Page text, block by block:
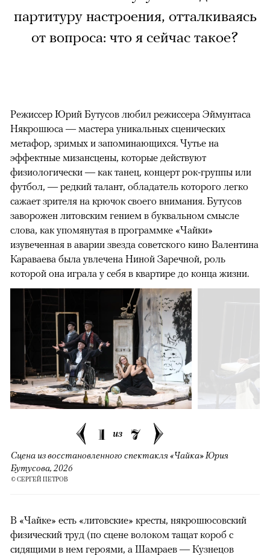
партитуру настроения, отталкиваясь
от вопроса: что я сейчас такое?
Режиссер Юрий Бутусов любил режиссера Эймунтаса
Някрошюса — мастера уникальных сценических
метафор, зримых и запоминающихся. Чутье на
эффектные мизансцены, которые действуют
физиологически — как танец, концерт рок-группы или
футбол, — редкий талант, обладатель которого легко
сажает зрителя на крючок своего внимания. Бутусов
заворожен литовским гением в буквальном смысле
слова, как упомянутая в программке «Чайки»
изувеченная в аварии звезда советского кино Валентина
Караваева была увлечена Ниной Заречной, роль
которой она играла у себя в квартире до конца жизни.
1 из 7
Сцена из восстановленного спектакля «Чайка» Юрия
Бутусова, 2026
© СЕРГЕЙ ПЕТРОВ
В «Чайке» есть «литовские» кресты, някрошюсовский
физический труд (по сцене волоком тащат короб с
сидящими в нем героями, а Шамраев — Кузнецов